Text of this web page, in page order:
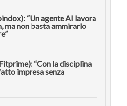
“Un agente AI lavora
ma non basta ammirarlo
“Con la disciplina
impresa senza